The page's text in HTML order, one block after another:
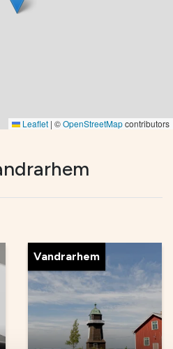
Leaflet | ©OpenStreetMapcontributors
Vandrarhem